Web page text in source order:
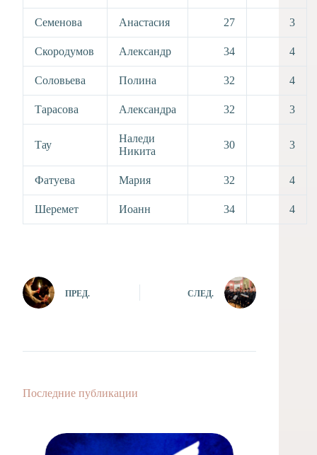
Семенова Анастасия 27 3
Скородумов Александр 34 4
Соловьева Полина 32 4
Тарасова Александра 32 3
Тау
Наледи
Никита
30 3
Фатуева Мария 32 4
Шеремет Иоанн 34 4
ПРЕД. СЛЕД.
Последние публикации